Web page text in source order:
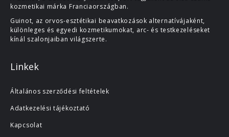
kozmetikai márka Franciaországban.
Guinot, az orvos-esztétikai beavatkozások alternatívájaként,
különleges és egyedi kozmetikumokat, arc- és testkezeléseket
kínál szalonjaiban világszerte.
Linkek
Általános szerződési feltételek
Adatkezelési tájékoztató
Kapcsolat